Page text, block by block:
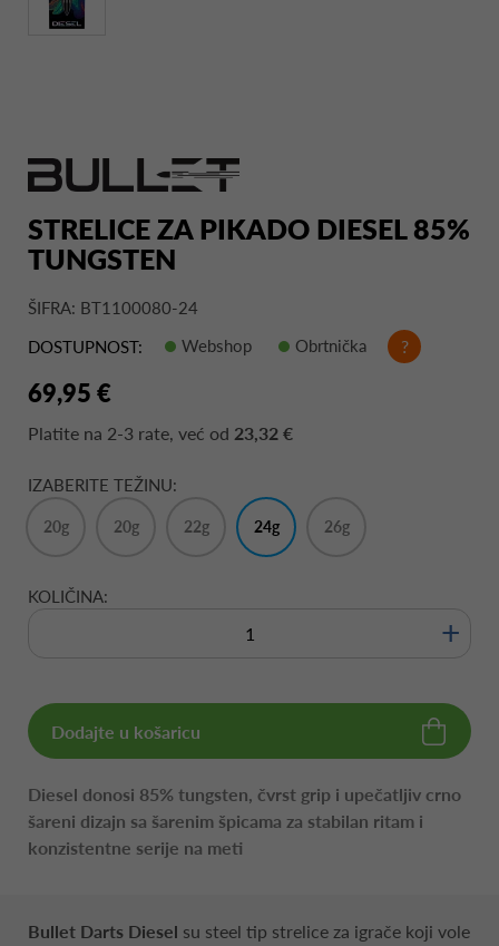
STRELICE ZA PIKADO DIESEL 85%
TUNGSTEN
ŠIFRA: BT1100080-24
DOSTUPNOST:
Webshop Obrtnička ?
69,95 €
Platite na 2-3 rate, već od 23,32 €
IZABERITE TEŽINU:
20g 20g 22g 24g 26g
KOLIČINA:
+
Dodajte u košaricu
Diesel donosi 85% tungsten, čvrst grip i upečatljiv crno
šareni dizajn sa šarenim špicama za stabilan ritam i
konzistentne serije na meti
Bullet Darts Diesel su steel tip strelice za igrače koji vole